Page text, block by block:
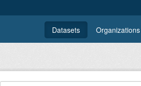
Datasets Organizations